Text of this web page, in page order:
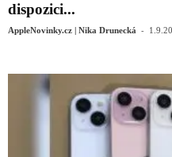
dispozici...
AppleNovinky.cz | Nika Drunecká -